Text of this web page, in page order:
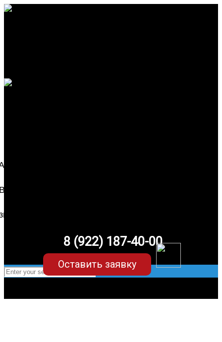
8 (922) 187-40-00
Оставить заявку